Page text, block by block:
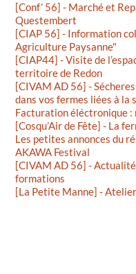
[Conf’ 56] - Marché et
Questembert
[CIAP 56] - Information
Agriculture Paysanne"
[CIAP44] - Visite de
territoire de Redon
[CIVAM AD 56] -
dans vos fermes liées à la
Facturation éléctronique :
[Cosqu’Air de Fête] - La
Les petites annonces du
AKAWA Festival
[CIVAM AD 56] -
formations
[La Petite Manne] -